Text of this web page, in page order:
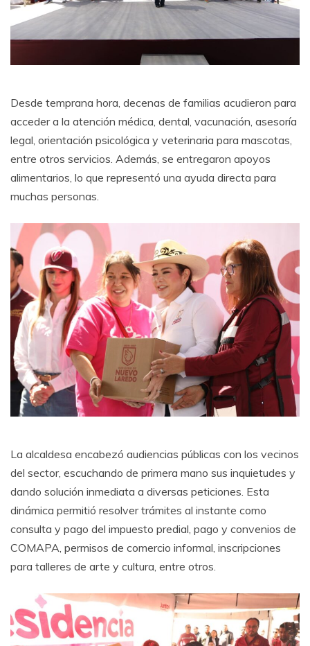
Desde temprana hora, decenas de familias acudieron para
acceder a la atención médica, dental, vacunación, asesoría
legal, orientación psicológica y veterinaria para mascotas,
entre otros servicios. Además, se entregaron apoyos
alimentarios, lo que representó una ayuda directa para
muchas personas.
La alcaldesa encabezó audiencias públicas con los vecinos
del sector, escuchando de primera mano sus inquietudes y
dando solución inmediata a diversas peticiones. Esta
dinámica permitió resolver trámites al instante como
consulta y pago del impuesto predial, pago y convenios de
COMAPA, permisos de comercio informal, inscripciones
para talleres de arte y cultura, entre otros.